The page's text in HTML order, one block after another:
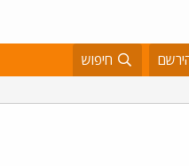
חיפוש